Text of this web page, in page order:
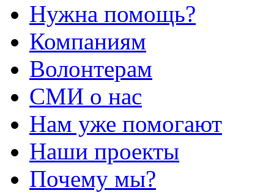
Нужна помощь?
Компаниям
Волонтерам
СМИ о нас
Нам уже помогают
Наши проекты
Почему мы?